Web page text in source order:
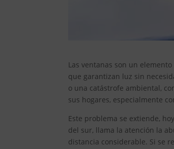
Las ventanas son un
que garantizan luz sin
o una catástrofe ambiental,
sus hogares, especialmente
Este problema se extiende,
del sur, llama la atención la
distancia considerable. Si se